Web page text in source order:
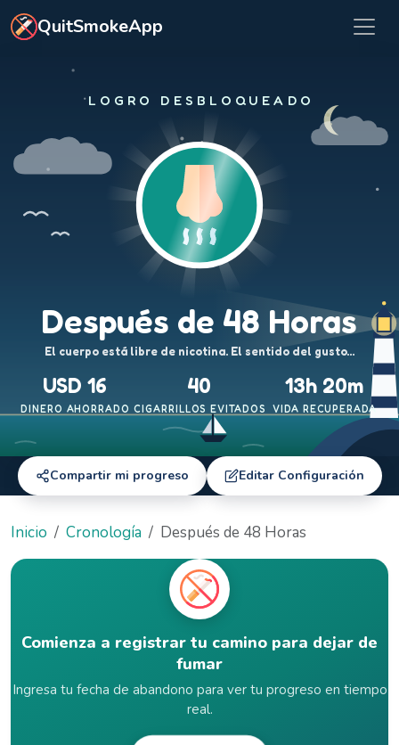
Ir al contenido principal
QuitSmokeApp
LOGRO DESBLOQUEADO
Después de 48 Horas
El cuerpo está libre de nicotina. El sentido del gusto…
USD 16 40 13h 20m
DINERO AHORRADO CIGARRILLOS EVITADOS VIDA RECUPERADA
Compartir mi progreso Editar Configuración
Inicio Cronología Después de 48 Horas
Comienza a registrar tu camino para dejar de
fumar
Ingresa tu fecha de abandono para ver tu progreso en tiempo
real.